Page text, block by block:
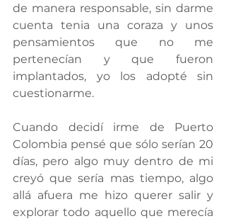
de manera responsable, sin darme
cuenta tenia una coraza y unos
pensamientos que no me
pertenecían y que fueron
implantados, yo los adopté sin
cuestionarme.
Cuando decidí irme de Puerto
Colombia pensé que sólo serían 20
días, pero algo muy dentro de mi
creyó que sería mas tiempo, algo
allá afuera me hizo querer salir y
explorar todo aquello que merecía